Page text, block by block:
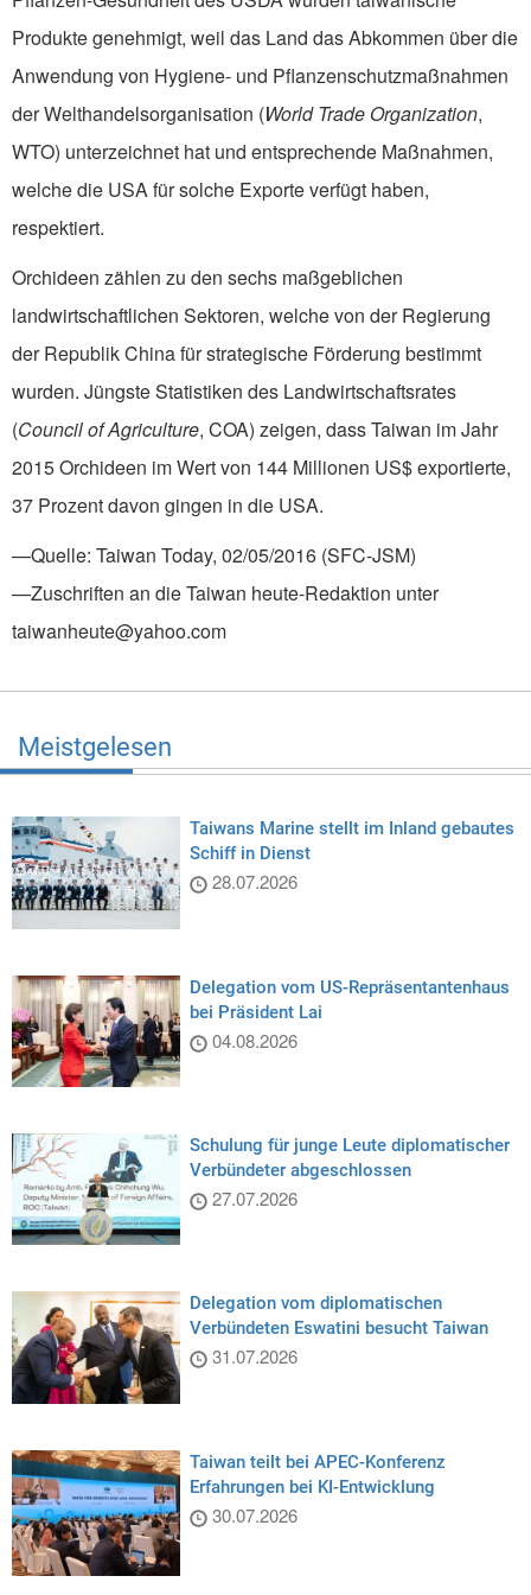
Produkte genehmigt, weil das Land das Abkommen über die
Anwendung von Hygiene- und Pflanzenschutzmaßnahmen
der Welthandelsorganisation (World Trade Organization,
WTO) unterzeichnet hat und entsprechende Maßnahmen,
welche die USA für solche Exporte verfügt haben,
respektiert.
Orchideen zählen zu den sechs maßgeblichen
landwirtschaftlichen Sektoren, welche von der Regierung
der Republik China für strategische Förderung bestimmt
wurden. Jüngste Statistiken des Landwirtschaftsrates
(Council of Agriculture, COA) zeigen, dass Taiwan im Jahr
2015 Orchideen im Wert von 144 Millionen US$ exportierte,
37 Prozent davon gingen in die USA.
—Quelle: Taiwan Today, 02/05/2016 (SFC-JSM)
—Zuschriften an die Taiwan heute-Redaktion unter
taiwanheute@yahoo.com
Meistgelesen
Taiwans Marine stellt im Inland gebautes
Schiff in Dienst
28.07.2026
Delegation vom US-Repräsentantenhaus
bei Präsident Lai
04.08.2026
Schulung für junge Leute diplomatischer
Verbündeter abgeschlossen
27.07.2026
Delegation vom diplomatischen
Verbündeten Eswatini besucht Taiwan
31.07.2026
Taiwan teilt bei APEC-Konferenz
Erfahrungen bei KI-Entwicklung
30.07.2026